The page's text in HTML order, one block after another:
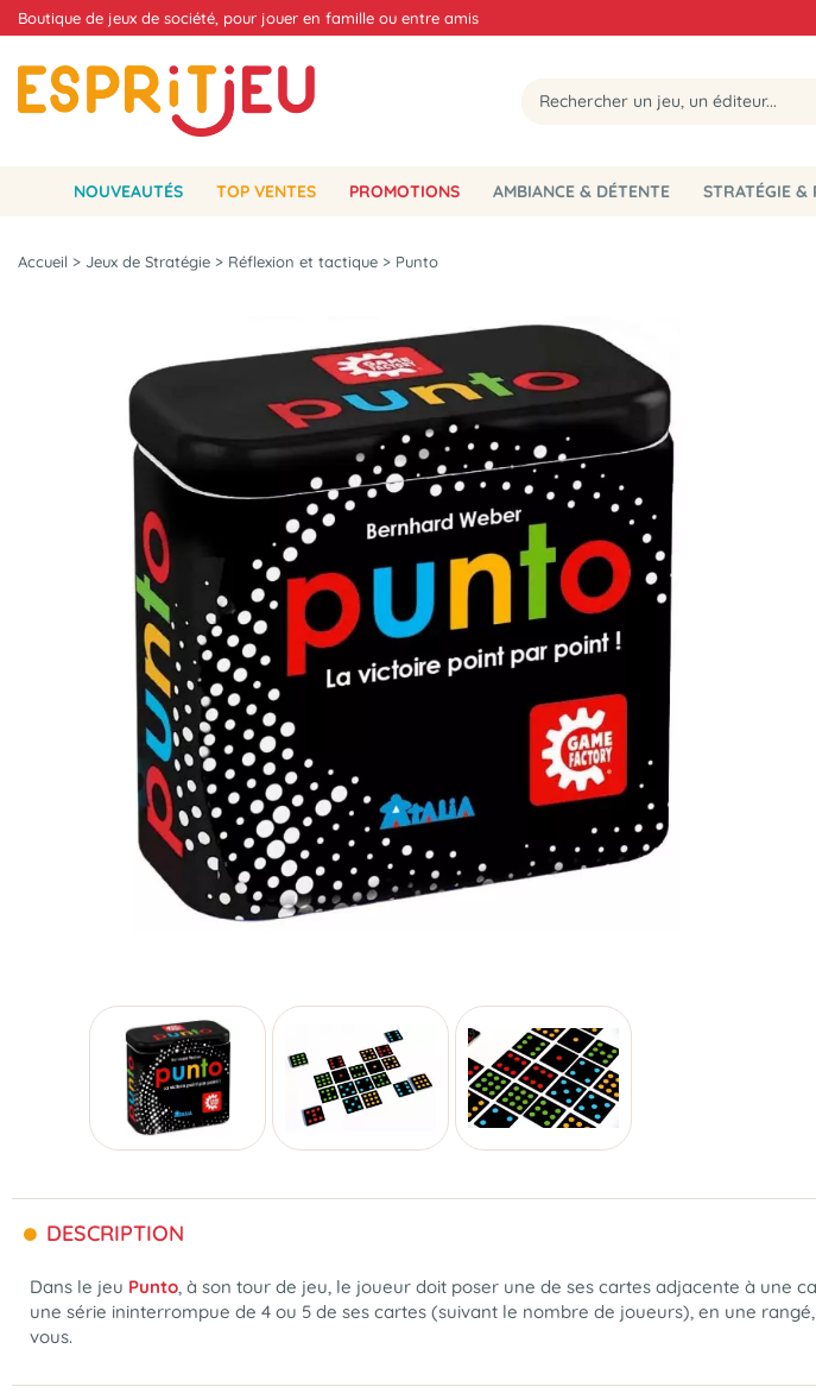
Boutique de jeux de société, pour jouer en famille ou entre amis
NOUVEAUTÉS TOP VENTES PROMOTIONS AMBIANCE & DÉTENTE STRATÉGIE &
Accueil > Jeux de Stratégie > Réflexion et tactique > Punto
DESCRIPTION
Dans le jeu Punto, à son tour de jeu, le joueur doit poser une de ses cartes adjacente à une
une série ininterrompue de 4 ou 5 de ses cartes (suivant le nombre de joueurs), en une
vous.